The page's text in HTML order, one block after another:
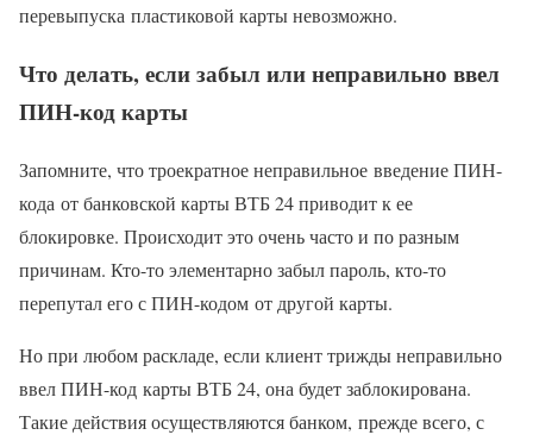
перевыпуска пластиковой карты невозможно.
Что делать, если забыл или неправильно ввел
ПИН-код карты
Запомните, что троекратное неправильное введение ПИН-
кода от банковской карты ВТБ 24 приводит к ее
блокировке. Происходит это очень часто и по разным
причинам. Кто-то элементарно забыл пароль, кто-то
перепутал его с ПИН-кодом от другой карты.
Но при любом раскладе, если клиент трижды неправильно
ввел ПИН-код карты ВТБ 24, она будет заблокирована.
Такие действия осуществляются банком, прежде всего, с